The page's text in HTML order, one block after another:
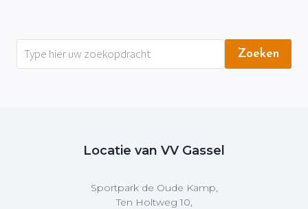
Zoeken
Locatie van VV Gassel
Sportpark de Oude Kamp,
Ten Holtweg 10,